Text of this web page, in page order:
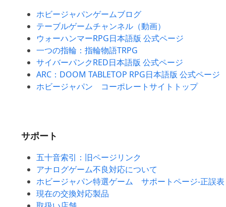
ホビージャパンゲームブログ
テーブルゲームチャンネル（動画）
ウォーハンマーRPG日本語版 公式ページ
一つの指輪：指輪物語TRPG
サイバーパンクRED日本語版 公式ページ
ARC：DOOM TABLETOP RPG日本語版 公式ページ
ホビージャパン コーポレートサイトトップ
サポート
五十音索引：旧ページリンク
アナログゲーム不良対応について
ホビージャパン特選ゲーム サポートページ-正誤表
現在の交換対応製品